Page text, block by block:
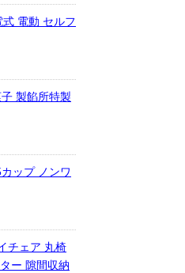
電動 セルフ
製餡所特製
ップ ノンワ
チェア 丸椅
ー 隙間収納